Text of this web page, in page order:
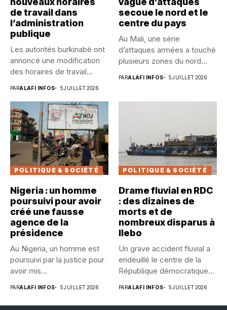
de travail dans
l’administration
publique
Les autorités burkinabè ont
annoncé une modification
des horaires de travail
PARALAFI INFOS 5 JUILLET 2026
secoue le nord et le
centre du pays
Au Mali, une série
d’attaques armées a touché
plusieurs zones du nord...
PARALAFI INFOS 5 JUILLET 2026
POLITIQUE & SOCIÉTÉ
Nigeria : un homme
poursuivi pour avoir
créé une fausse
agence de la
présidence
Au Nigeria, un homme est
poursuivi par la justice pour
avoir mis...
PARALAFI INFOS 5 JUILLET 2026
POLITIQUE & SOCIÉTÉ
Drame fluvial en RDC
: des dizaines de
morts et de
nombreux disparus à
Ilebo
Un grave accident fluvial a
endeuillé le centre de la
République démocratique...
PARALAFI INFOS 5 JUILLET 2026